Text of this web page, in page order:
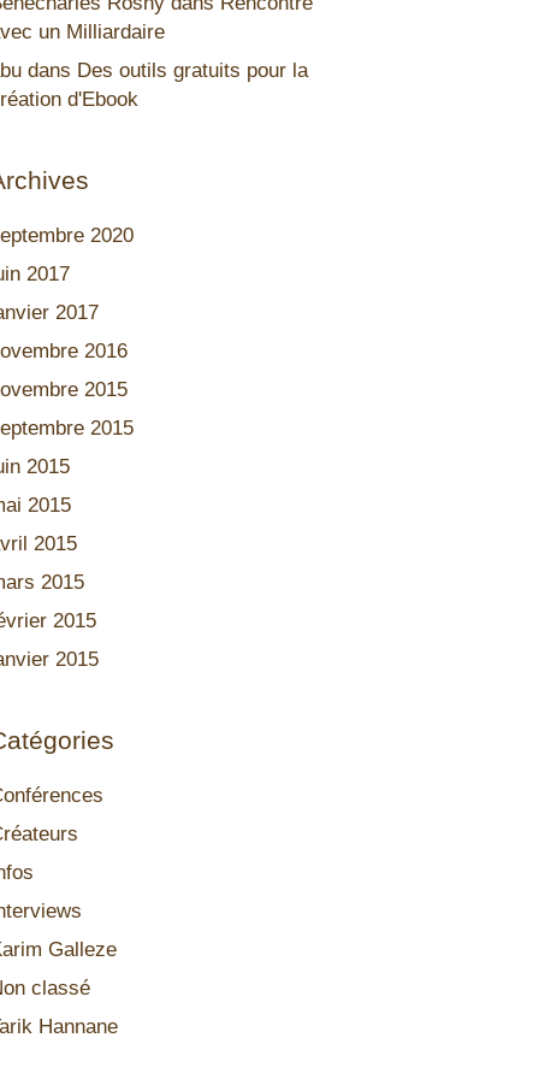
un Milliardaire
dans Des outils gratuits pour la
d'Ebook
2020
2017
2017
2016
2015
2015
2015
2015
2015
2015
2015
2015
Galleze
classé
Hannane